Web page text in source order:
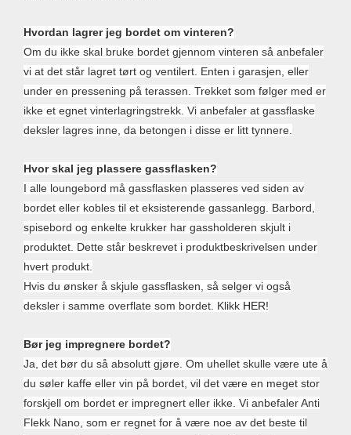
Hvordan lagrer jeg bordet om vinteren?
Om du ikke skal bruke bordet gjennom vinteren så anbefaler
vi at det står lagret tørt og ventilert. Enten i garasjen, eller
under en pressening på terassen. Trekket som følger med er
ikke et egnet vinterlagringstrekk. Vi anbefaler at gassflaske
deksler lagres inne, da betongen i disse er litt tynnere.
Hvor skal jeg plassere gassflasken?
I alle loungebord må gassflasken plasseres ved siden av
bordet eller kobles til et eksisterende gassanlegg. Barbord,
spisebord og enkelte krukker har gassholderen skjult i
produktet. Dette står beskrevet i produktbeskrivelsen under
hvert produkt.
Hvis du ønsker å skjule gassflasken, så selger vi også
deksler i samme overflate som bordet. Klikk HER!
Bør jeg impregnere bordet?
Ja, det bør du så absolutt gjøre. Om uhellet skulle være ute å
du søler kaffe eller vin på bordet, vil det være en meget stor
forskjell om bordet er impregnert eller ikke. Vi anbefaler Anti
Flekk Nano, som er regnet for å være noe av det beste til